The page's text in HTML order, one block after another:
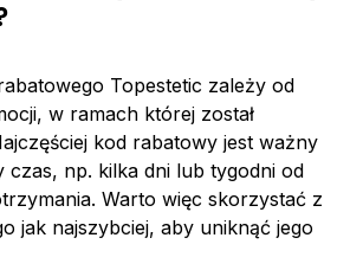
Topestetic zależy od
w ramach której został
kod rabatowy jest ważny
czas, np. kilka dni lub tygodni od
Warto więc skorzystać z
jak najszybciej, aby uniknąć jego